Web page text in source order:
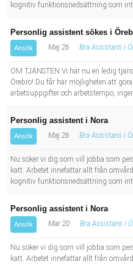
Medicinsk
kognitiv funktionsnedsättning som
Personlig assistent sökes i
Ansök Maj 26 Bra Assistans i
OM TJÄNSTEN Vi har nu en ledig
Örebro! Du får här möjligheten att
arbetsuppgifter och arbetstempo,
Personlig assistent i Nora
Ansök Maj 26 Bra Assistans i
Nu söker vi dig som vill jobba som
katt. Arbetet innefattar allt från
kognitiv funktionsnedsättning som
Personlig assistent i Nora
Ansök Mar 20 Bra Assistans i
Nu söker vi dig som vill jobba som
katt. Arbetet innefattar allt från